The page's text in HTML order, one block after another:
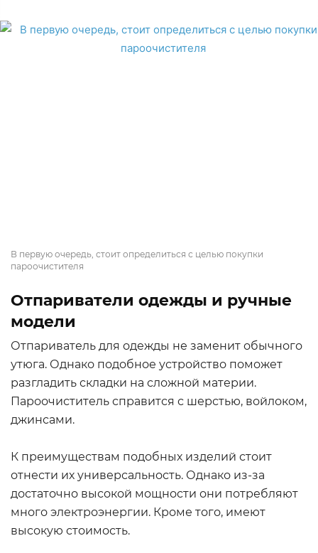
В первую очередь, стоит определиться с целью покупки
пароочистителя
Отпариватели одежды и ручные
модели
Отпариватель для одежды не заменит обычного
утюга. Однако подобное устройство поможет
разгладить складки на сложной материи.
Пароочиститель справится с шерстью, войлоком,
джинсами.
К преимуществам подобных изделий стоит
отнести их универсальность. Однако из-за
достаточно высокой мощности они потребляют
много электроэнергии. Кроме того, имеют
высокую стоимость.